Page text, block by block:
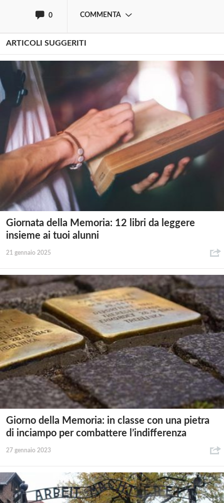
0 COMMENTA
ARTICOLI SUGGERITI
Giornata della Memoria: 12 libri da leggere
insieme ai tuoi alunni
21 gennaio 2025
Giorno della Memoria: in classe con una pietra
di inciampo per combattere l’indifferenza
27 gennaio 2023